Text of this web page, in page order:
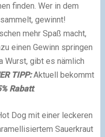
finden. Wer in dem
gewinnt!
mehr Spaß macht,
einen Gewinn springen
Wurst, gibt es nämlich
TIPP:Aktuell bekommt
Rabatt.
Dog mit einer leckeren
Sauerkraut